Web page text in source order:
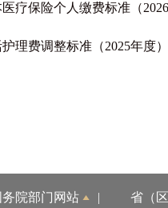
疗保险个人缴费标准（2026
理费调整标准（2025年度）
院部门网站 | 省（